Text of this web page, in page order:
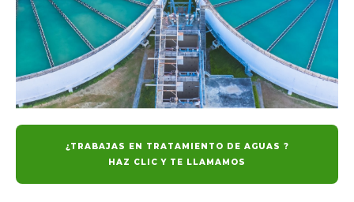
¿TRABAJAS EN TRATAMIENTO DE AGUAS ?
HAZ CLIC Y TE LLAMAMOS